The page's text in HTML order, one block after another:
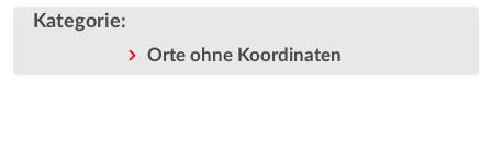
Kategorie:
Orte ohne Koordinaten